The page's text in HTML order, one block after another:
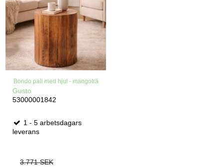
Bondo pall med hjul - mangoträ
Gusto
53000001842
1 - 5 arbetsdagars
leverans
3.771 SEK